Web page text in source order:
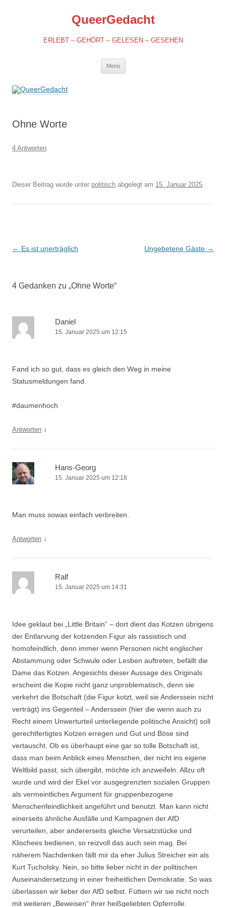
QueerGedacht
ERLEBT – GEHÖRT – GELESEN – GESEHEN
Menü
Ohne Worte
4 Antworten
Dieser Beitrag wurde unter politisch abgelegt am 15. Januar 2025.
Beitrags-
← Es ist unerträglich Ungebetene Gäste →
4 Gedanken zu „Ohne Worte“
Daniel
15. Januar 2025 um 12:15
Fand ich so gut, dass es gleich den Weg in meine
Statusmeldungen fand.
#daumenhoch
Antworten ↓
Hans-Georg
15. Januar 2025 um 12:18
Man muss sowas einfach verbreiten.
Antworten ↓
Ralf
15. Januar 2025 um 14:31
Idee geklaut bei „Little Britain“ – dort dient das Kotzen übrigens
der Entlarvung der kotzenden Figur als rassistisch und
homofeindlich, denn immer wenn Personen nicht englischer
Abstammung oder Schwule oder Lesben auftreten, befällt die
Dame das Kotzen. Angesichts dieser Aussage des Originals
erscheint die Kopie nicht ganz unproblematisch, denn sie
verkehrt die Botschaft (die Figur kotzt, weil sie Anderssein nicht
verträgt) ins Gegenteil – Anderssein (hier die wenn auch zu
Recht einem Unwerturteil unterliegende politische Ansicht) soll
gerechtfertigtes Kotzen erregen und Gut und Böse sind
vertauscht. Ob es überhaupt eine gar so tolle Botschaft ist,
dass man beim Anblick eines Menschen, der nicht ins eigene
Weltbild passt, sich übergibt, möchte ich anzweifeln. Allzu oft
wurde und wird der Ekel vor ausgegrenzten sozialen Gruppen
als vermeintliches Argument für gruppenbezogene
Menschenfeindlichkeit angeführt und benutzt. Man kann nicht
einerseits ähnliche Ausfälle und Kampagnen der AfD
verurteilen, aber andererseits gleiche Versatzstücke und
Klischees bedienen, so reizvoll das auch sein mag. Bei
näherem Nachdenken fällt mir da eher Julius Streicher ein als
Kurt Tucholsky. Nein, so bitte lieber nicht in der politischen
Auseinandersetzung in einer freiheitlichen Demokratie. So was
überlassen wir lieber der AfD selbst. Füttern wir sie nicht noch
mit weiteren „Beweisen“ ihrer heißgeliebten Opferrolle.